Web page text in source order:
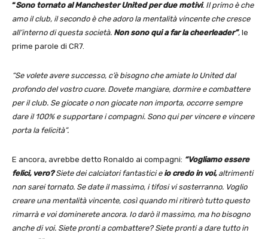
“Sono tornato al Manchester United per due motivi. Il primo è che
amo il club, il secondo è che adoro la mentalità vincente che cresce
all’interno di questa società. Non sono qui a far la cheerleader”, le
prime parole di CR7.
“Se volete avere successo, c’è bisogno che amiate lo United dal
profondo del vostro cuore. Dovete mangiare, dormire e combattere
per il club. Se giocate o non giocate non importa, occorre sempre
dare il 100% e supportare i compagni. Sono qui per vincere e vincere
porta la felicità”.
E ancora, avrebbe detto Ronaldo ai compagni: “Vogliamo essere
felici, vero?Siete dei calciatori fantastici e io credo in voi,altrimenti
non sarei tornato. Se date il massimo, i tifosi vi sosterranno. Voglio
creare una mentalità vincente, così quando mi ritirerò tutto questo
rimarrà e voi dominerete ancora. Io darò il massimo, ma ho bisogno
anche di voi. Siete pronti a combattere? Siete pronti a dare tutto in